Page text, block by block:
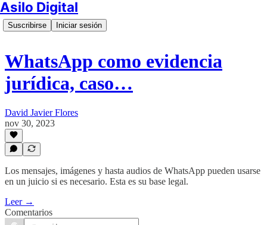
Asilo Digital
Suscribirse Iniciar sesión
WhatsApp como evidencia
jurídica, caso…
David Javier Flores
nov 30, 2023
Los mensajes, imágenes y hasta audios de WhatsApp pueden usarse
en un juicio si es necesario. Esta es su base legal.
Leer →
Comentarios